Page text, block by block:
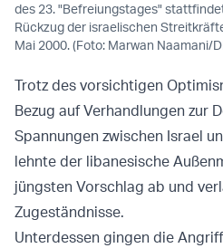
des 23. "Befreiungstages"
Rückzug der israelischen
Mai 2000. (Foto: Marwan Naamani/
Trotz des vorsichtigen
Bezug auf Verhandlungen zur
Spannungen zwischen Israel
lehnte der libanesische
jüngsten Vorschlag ab und
Zugeständnisse.
Unterdessen gingen die